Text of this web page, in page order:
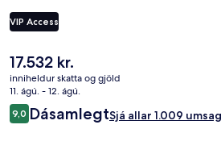
staðnum hafa verið mjög ánægðir en
sem sérstaka kosti eru hjálpsamt starfsfólk
Fortezza-sporvagnastoppistöðin er í 5
San Marco University-
VIP Access
Núverandi
verð
er
17.532 kr.
17.532 kr.
inniheldur skatta og gjöld
11. ágú. - 12. ágú.
Umsagnir
9,09,0 af 10
DásamlegtSjá allar 1.009